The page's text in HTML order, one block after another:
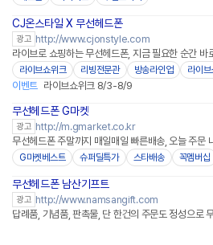
CJ온스타일 X 무선헤드폰
광고 http://www.cjonstyle.com
라이브로 쇼핑하는 무선헤드폰, 지금 필요한 순간 바
라이브쇼위크 리빙전문관 방송라인업 라이
이벤트 라이브쇼위크 8/3-8/9
무선헤드폰 G마켓
광고 http://m.gmarket.co.kr
무선헤드폰 주말까지 매일매일 빠른배송, 오늘 주문
G마켓베스트 슈퍼딜특가 스타배송 꼭멤버십
무선헤드폰 남산기프트
광고 http://www.namsangift.com
답례품, 기념품, 판촉물, 단 한건의 주문도 정성으로